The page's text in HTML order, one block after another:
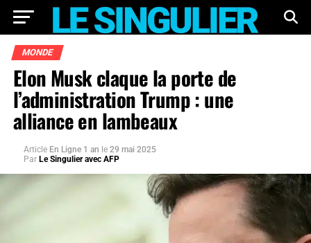
MONDE
Elon Musk claque la porte de
l’administration Trump : une
alliance en lambeaux
Article En Ligne 1 an le 29 mai 2025
Par Le Singulier avec AFP